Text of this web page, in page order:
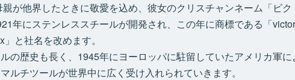
が他界したときに敬愛を込め、彼女のクリスチャンネーム「ビク
年にステンレススチールが開発され、この年に商標である「
」と社名を改めます。
の歴史も長く、1945年にヨーロッパに駐留していたアメリカ軍
ルチツールが世界中に広く受け入れられていきます。